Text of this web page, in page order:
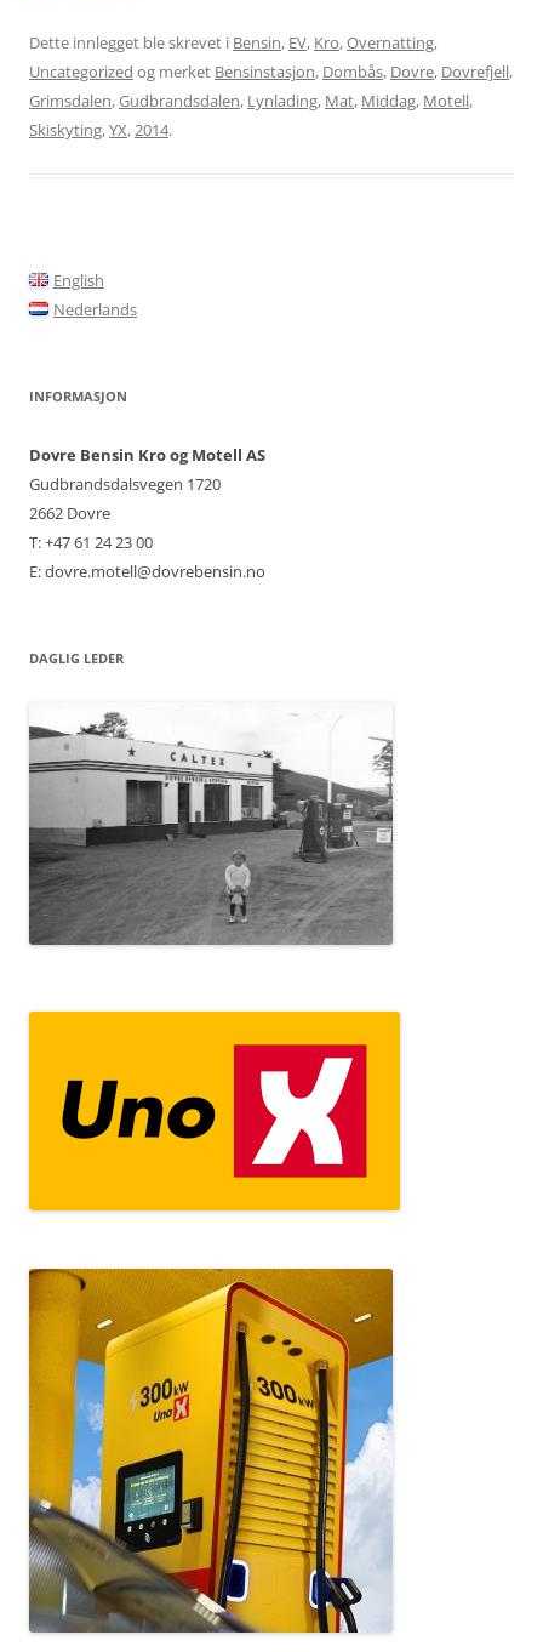
Dette innlegget ble skrevet i Bensin, EV, Kro,Overnatting,
Uncategorized og merket Bensinstasjon, Dombås, Dovre, Dovrefjell,
Grimsdalen,Gudbrandsdalen, Lynlading, Mat, Middag, Motell,
Skiskyting,YX,2014.
English
Nederlands
INFORMASJON
Dovre Bensin Kro og Motell AS
Gudbrandsdalsvegen 1720
2662 Dovre
T: +47 61 24 23 00
E: dovre.motell@dovrebensin.no
DAGLIG LEDER